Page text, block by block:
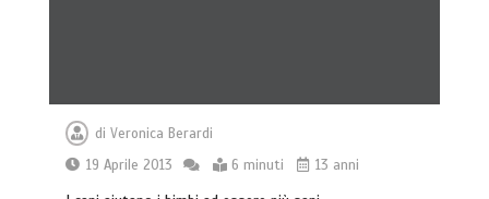
diVeronica Berardi
19 Aprile 2013
6 minuti 13 anni